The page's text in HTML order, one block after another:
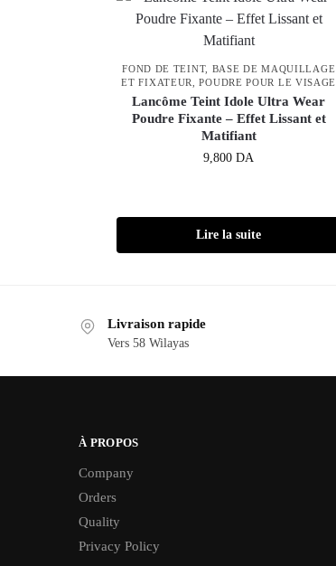
FOND DE TEINT, BASE DE MAQUILLAGE
ET FIXATEUR
,POUDRE POUR LE VISAGE
Lancôme Teint Idole Ultra Wear
Poudre Fixante – Effet Lissant et
Matifiant
9,800DA
Lire la suite
Livraison rapide
Vers 58 Wilayas
À PROPOS
Company
Orders
Quality
Privacy Policy